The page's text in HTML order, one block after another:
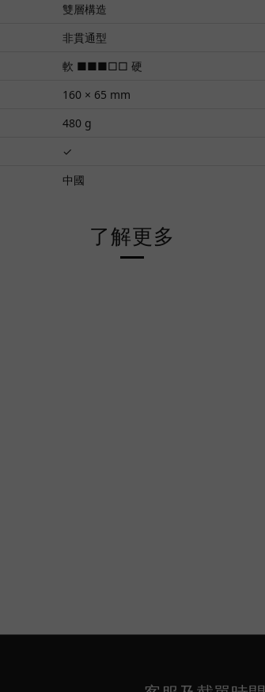
雙層構造
非貫通型
軟 ■■■□□ 硬
160 × 65 mm
480 g
✓
中國
了解更多